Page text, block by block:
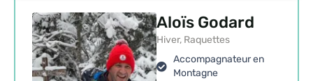
Aloïs Godard
Hiver, Raquettes
Accompagnateur en
Montagne